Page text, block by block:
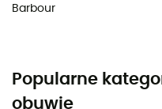
Barbour
Popularne
obuwie